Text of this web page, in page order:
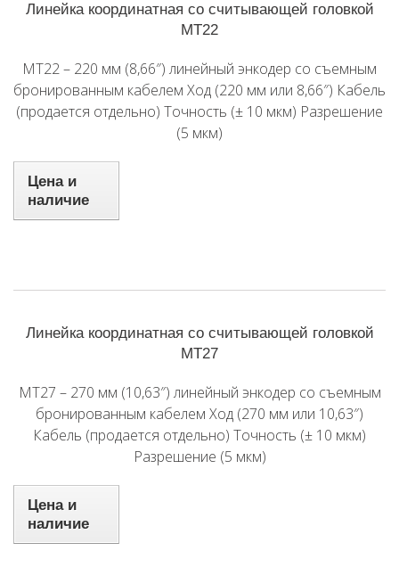
Линейка координатная со считывающей головкой
MT22
MT22 – 220 мм (8,66″) линейный энкодер со съемным
бронированным кабелем Ход (220 мм или 8,66″) Кабель
(продается отдельно) Точность (± 10 мкм) Разрешение
(5 мкм)
Цена и
наличие
Линейка координатная со считывающей головкой
MT27
MT27 – 270 мм (10,63″) линейный энкодер со съемным
бронированным кабелем Ход (270 мм или 10,63″)
Кабель (продается отдельно) Точность (± 10 мкм)
Разрешение (5 мкм)
Цена и
наличие